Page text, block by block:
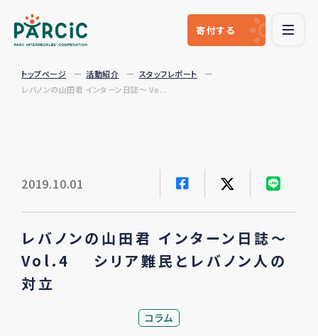
寄付する
トップページ 活動紹介
スタッフレポート
レバノンの山田君 インターン日誌～ Vo...
2019.10.01
レバノンの山田君 インターン日誌～
Vol.4 シリア難民とレバノン人の
対立
コラム